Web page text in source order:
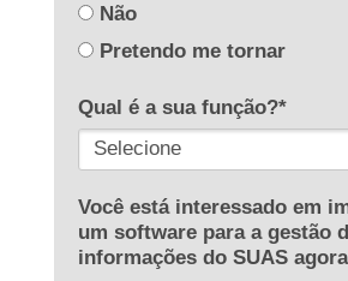
Não
Pretendo me tornar
Qual é a sua função?*
Você está interessado em
um software para a gestão
informações do SUAS